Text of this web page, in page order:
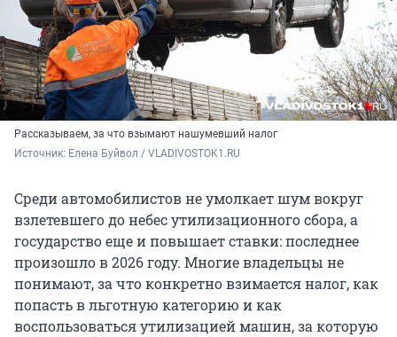
Рассказываем, за что взымают нашумевший налог
Источник: Елена Буйвол / VLADIVOSTOK1.RU
Среди автомобилистов не умолкает шум вокруг
взлетевшего до небес утилизационного сбора, а
государство еще и повышает ставки: последнее
произошло в 2026 году. Многие владельцы не
понимают, за что конкретно взимается налог, как
попасть в льготную категорию и как
воспользоваться утилизацией машин, за которую